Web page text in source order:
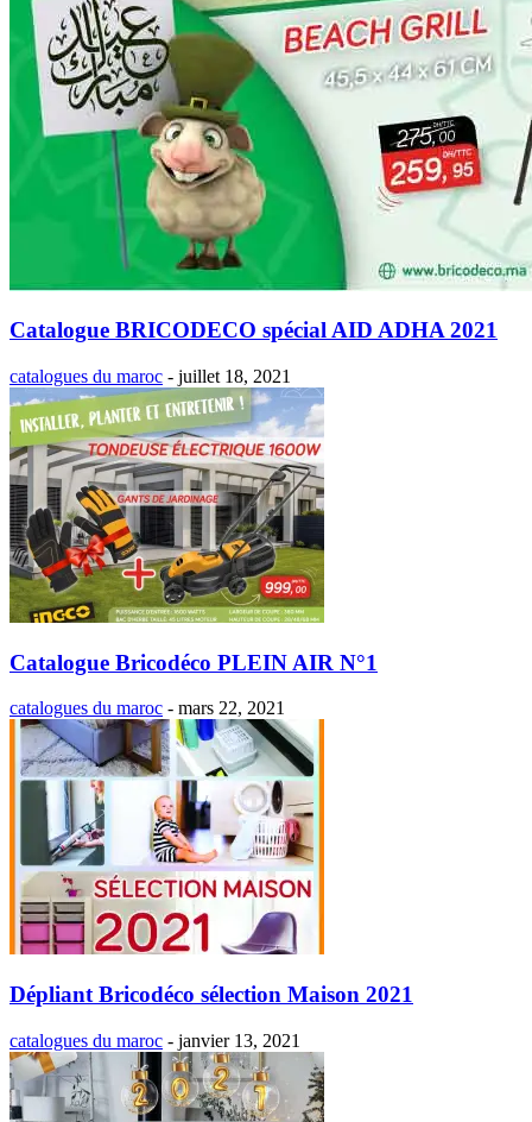
Catalogue BRICODECO spécial AID ADHA 2021
catalogues du maroc - juillet 18, 2021
Catalogue Bricodéco PLEIN AIR N°1
catalogues du maroc - mars 22, 2021
Dépliant Bricodéco sélection Maison 2021
catalogues du maroc - janvier 13, 2021